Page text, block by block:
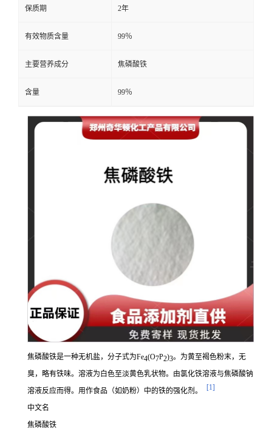
保质期 2年
有效物质含量 99％
主要营养成分 焦磷酸铁
含量 99％
焦磷酸铁是一种无机盐，分子式为Fe4(O7P2)3。为黄至褐色粉末，无
臭，略有铁味。溶液为白色至淡黄色乳状物。由氯化铁溶液与焦磷酸钠
溶液反应而得。用作食品（如奶粉）中的铁的强化剂。
[1]
中文名
焦磷酸铁